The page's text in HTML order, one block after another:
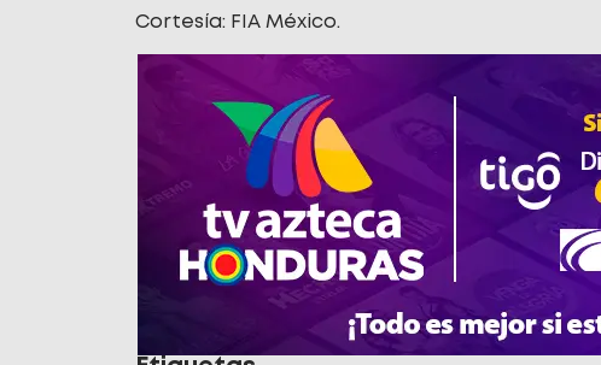
Cortesía: FIA México.